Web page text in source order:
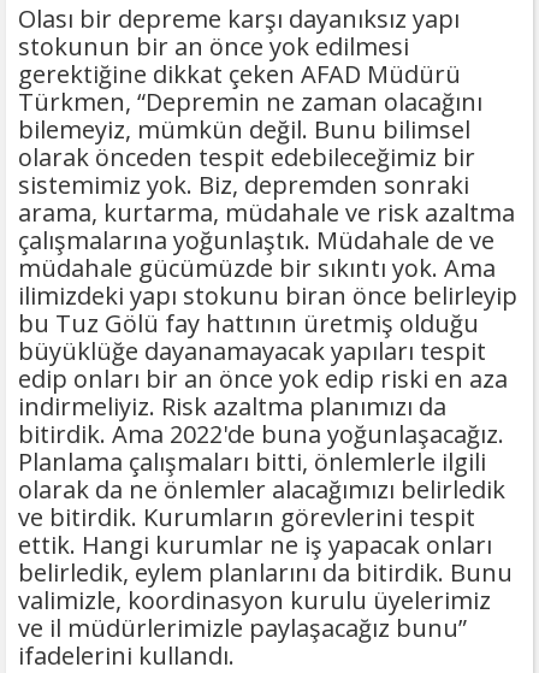
Olası bir depreme karşı dayanıksız yapı
stokunun bir an önce yok edilmesi
gerektiğine dikkat çeken AFAD Müdürü
Türkmen, “Depremin ne zaman olacağını
bilemeyiz, mümkün değil. Bunu bilimsel
olarak önceden tespit edebileceğimiz bir
sistemimiz yok. Biz, depremden sonraki
arama, kurtarma, müdahale ve risk azaltma
çalışmalarına yoğunlaştık. Müdahale de ve
müdahale gücümüzde bir sıkıntı yok. Ama
ilimizdeki yapı stokunu biran önce belirleyip
bu Tuz Gölü fay hattının üretmiş olduğu
büyüklüğe dayanamayacak yapıları tespit
edip onları bir an önce yok edip riski en aza
indirmeliyiz. Risk azaltma planımızı da
bitirdik. Ama 2022'de buna yoğunlaşacağız.
Planlama çalışmaları bitti, önlemlerle ilgili
olarak da ne önlemler alacağımızı belirledik
ve bitirdik. Kurumların görevlerini tespit
ettik. Hangi kurumlar ne iş yapacak onları
belirledik, eylem planlarını da bitirdik. Bunu
valimizle, koordinasyon kurulu üyelerimiz
ve il müdürlerimizle paylaşacağız bunu”
ifadelerini kullandı.